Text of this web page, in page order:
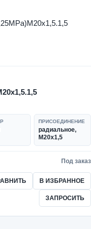
ПРИСОЕДИНЕНИЕ
радиальное,
M20x1,5
Под заказ
В ИЗБРАННОЕ
ЗАПРОСИТЬ